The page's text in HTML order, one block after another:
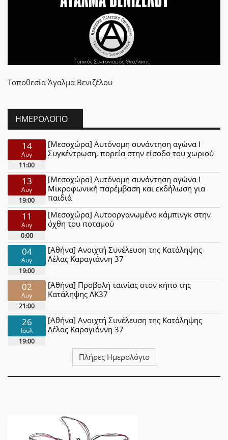
Τοποθεσία Άγαλμα Βενιζέλου
ΗΜΕΡΟΛΌΓΙΟ
14
Αυγ
11:00
[Μεσοχώρα] Αυτόνομη συνάντηση αγώνα Ι
Συγκέντρωση, πορεία στην είσοδο του χωριού
13
Αυγ
19:00
[Μεσοχώρα] Αυτόνομη συνάντηση αγώνα Ι
Μικροφωνική παρέμβαση και εκδήλωση για
παιδιά
11
Αυγ
0:00
[Μεσοχώρα] Αυτοοργανωμένο κάμπινγκ στην
όχθη του ποταμού
04
Αυγ
19:00
[Αθήνα] Ανοιχτή Συνέλευση της Κατάληψης
Λέλας Καραγιάννη 37
02
Αυγ
21:00
[Αθήνα] Προβολή ταινίας στον κήπο της
Κατάληψης ΛΚ37
26
Ιουλ
19:00
[Αθήνα] Ανοιχτή Συνέλευση της Κατάληψης
Λέλας Καραγιάννη 37
Πλήρες Ημερολόγιο